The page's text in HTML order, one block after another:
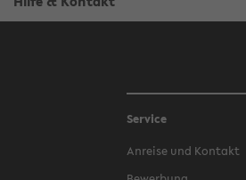
Service
Anreise und Kontakt